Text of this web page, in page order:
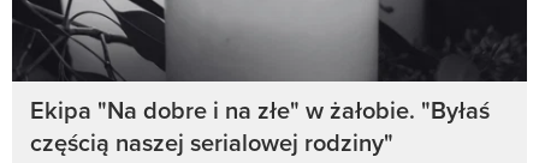
Ekipa "Na dobre i na złe" w żałobie. "Byłaś
częścią naszej serialowej rodziny"